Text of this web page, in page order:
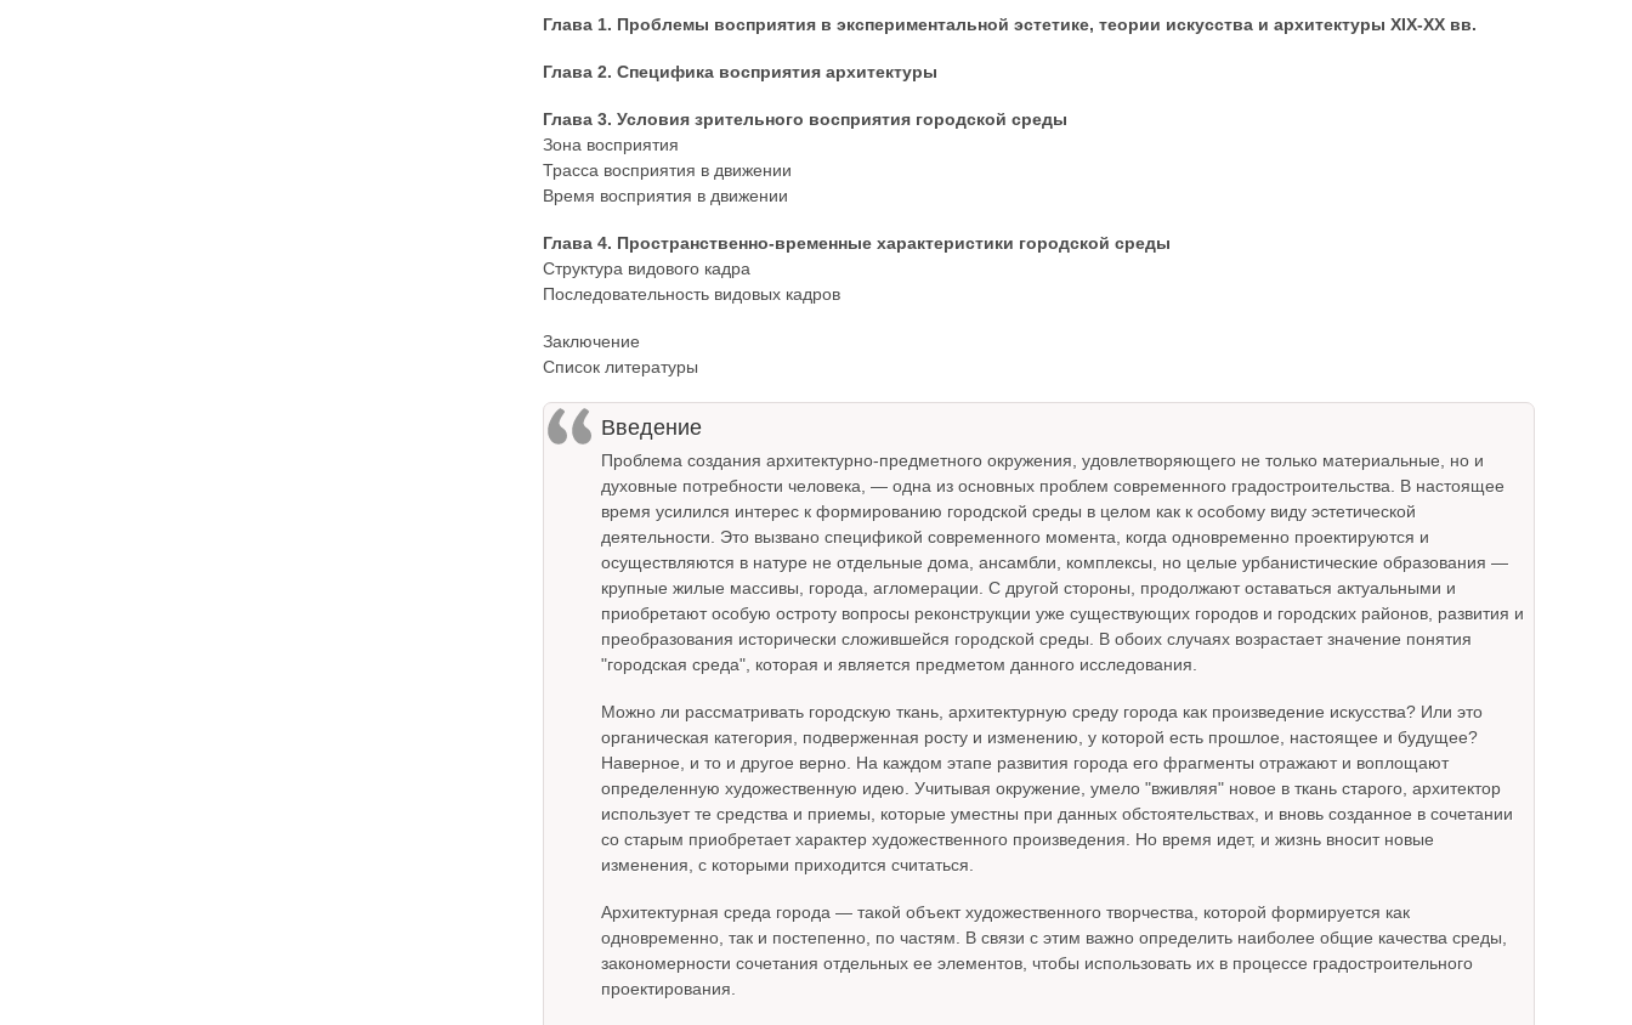
Глава 1. Проблемы восприятия в экспериментальной эстетике, теории искусства и архитектуры XIX-XX вв.
Глава 2. Специфика восприятия архитектуры
Глава 3. Условия зрительного восприятия городской среды
Зона восприятия
Трасса восприятия в движении
Время восприятия в движении
Глава 4. Пространственно-временные характеристики городской среды
Структура видового кадра
Последовательность видовых кадров
Заключение
Список литературы
Введение
Проблема создания архитектурно-предметного окружения, удовлетворяющего не только материальные, но и
духовные потребности человека, — одна из основных проблем современного градостроительства. В настоящее
время усилился интерес к формированию городской среды в целом как к особому виду эстетической
деятельности. Это вызвано спецификой современного момента, когда одновременно проектируются и
осуществляются в натуре не отдельные дома, ансамбли, комплексы, но целые урбанистические образования —
крупные жилые массивы, города, агломерации. С другой стороны, продолжают оставаться актуальными и
приобретают особую остроту вопросы реконструкции уже существующих городов и городских районов, развития и
преобразования исторически сложившейся городской среды. В обоих случаях возрастает значение понятия
"городская среда", которая и является предметом данного исследования.
Можно ли рассматривать городскую ткань, архитектурную среду города как произведение искусства? Или это
органическая категория, подверженная росту и изменению, у которой есть прошлое, настоящее и будущее?
Наверное, и то и другое верно. На каждом этапе развития города его фрагменты отражают и воплощают
определенную художественную идею. Учитывая окружение, умело "вживляя" новое в ткань старого, архитектор
использует те средства и приемы, которые уместны при данных обстоятельствах, и вновь созданное в сочетании
со старым приобретает характер художественного произведения. Но время идет, и жизнь вносит новые
изменения, с которыми приходится считаться.
Архитектурная среда города — такой объект художественного творчества, которой формируется как
одновременно, так и постепенно, по частям. В связи с этим важно определить наиболее общие качества среды,
закономерности сочетания отдельных ее элементов, чтобы использовать их в процессе градостроительного
проектирования.